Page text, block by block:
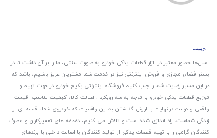
سال‌ها حضور معتبر در بازار قطعات یدکی خودرو به صورت سنتی، ما را بر آن داشت تا در
بستر فضای مجازی و فروش اینترنتی نیز در خدمت شما مشتریان عزیز باشیم، باشد که
در این مسیر رضایت شما را جلب کنیم.فروشگاه اینترنتی پکیج خودرو در جهت تهیه و
توزیع قطعات یدکی خودرو با توجه به سه رویکرد : اصالت کالا، کیفیت مناسب، قیمت
واقعی و درست.در نهایت با ارزش گذاشتن به این واقعیت که خودروی شما، قطعه ای از
زندگی شماست، راه اندازی شده است و تلاش می کنیم، دغدغه های تعمیرکاران و مصرف
کنندگان گرامی را با تهیه قطعات یدکی از تولید کنندگان با اصالت داخلی با برندهای